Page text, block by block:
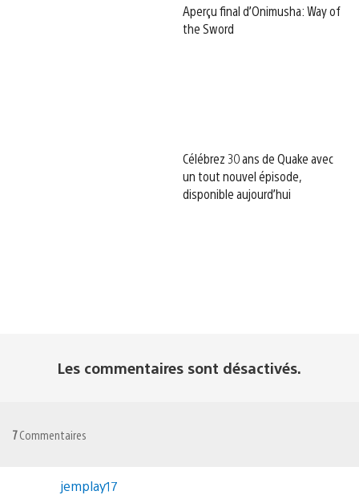
Aperçu final d’Onimusha: Way of
the Sword
Célébrez 30 ans de Quake avec
un tout nouvel épisode,
disponible aujourd’hui
Les commentaires sont désactivés.
7Commentaires
jemplay17